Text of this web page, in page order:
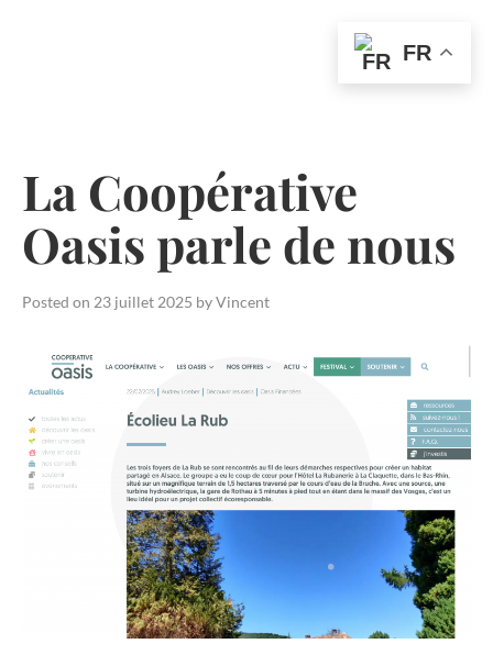
La Coopérative
Oasis parle de nous
Posted on 23 juillet 2025 byVincent
FR